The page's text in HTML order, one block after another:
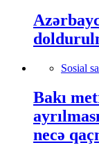
Sosial
Bakı
necə